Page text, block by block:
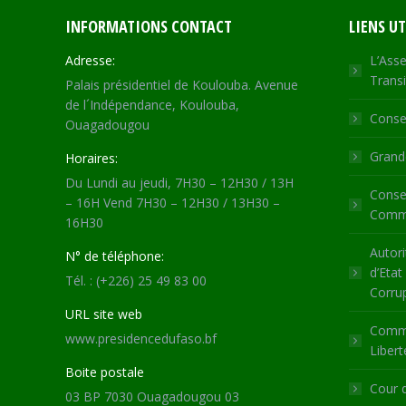
INFORMATIONS CONTACT
Adresse:
Palais présidentiel de Koulouba. Avenue
de l´Indépendance, Koulouba,
Ouagadougou
Horaires:
Du Lundi au jeudi, 7H30 – 12H30 / 13H
– 16H Vend 7H30 – 12H30 / 13H30 –
16H30
N° de téléphone:
Tél. : (+226) 25 49 83 00
URL site web
www.presidencedufaso.bf
Boite postale
03 BP 7030 Ouagadougou 03
LIENS
Cour